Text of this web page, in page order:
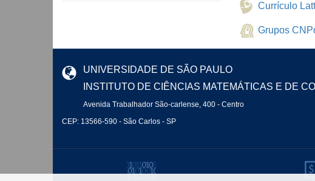
Currículo
Grupos
UNIVERSIDADE DE SÃO PAULO
INSTITUTO DE CIÊNCIAS MATEMÁTICAS E DE
Avenida Trabalhador São-carlense, 400 - Centro
CEP: 13566-590 - São Carlos - SP